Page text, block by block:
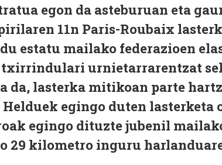
egon da asteburuan eta
11n Paris-Roubaix
estatu mailako federazioen
urnietarrarentzat
da, lasterka mitikoan parte
egingo duten lasterketa
egingo dituzte jubenil
29 kilometro inguru